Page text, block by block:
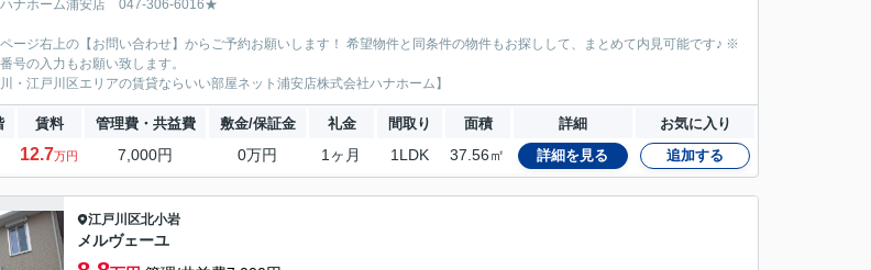
ナホーム浦安店 047-306-6016★
ージ右上の【お問い合わせ】からご予約お願いします！ 希望物件と同条件の物件もお探しして、まとめて内見可能です♪ ※
号の入力もお願い致します。
・江戸川区エリアの賃貸ならいい部屋ネット浦安店株式会社ハナホーム】
賃料 管理費・共益費 敷金/保証金 礼金 間取り 面積 詳細 お気に入り
12.7万円 7,000円 0万円 1ヶ月 1LDK 37.56㎡ 詳細を見る 追加する
江戸川区北小岩
メルヴェーユ